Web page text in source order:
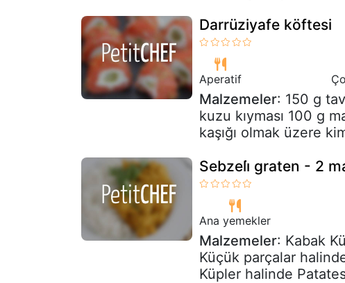
Darrüziyafe köftesi
Aperatif
Malzemeler: 150 g
kuzu kıyması 100 g
kaşığı olmak üzere
Sebzeli̇ graten - 2
Ana yemekler
Malzemeler: Kabak
Küçük parçalar
Küpler halinde